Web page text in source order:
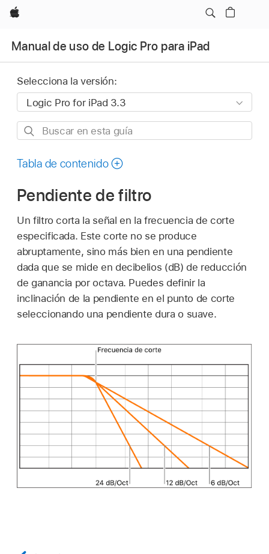
Apple
Manual de uso de Logic Pro para iPad
Selecciona la versión:
Buscar
esta
Tabla de contenido
Pendiente de filtro
Un filtro corta la señal en la frecuencia de corte
especificada. Este corte no se produce
abruptamente, sino más bien en una pendiente
dada que se mide en decibelios (dB) de reducción
de ganancia por octava. Puedes definir la
inclinación de la pendiente en el punto de corte
seleccionando una pendiente dura o suave.